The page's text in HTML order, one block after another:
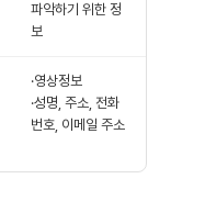
파악하기 위한 정
보
·영상정보
·성명, 주소, 전화
번호, 이메일 주소